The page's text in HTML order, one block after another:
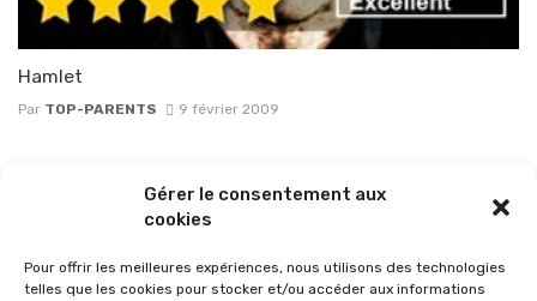
Gérer le consentement aux
cookies
Pour offrir les meilleures expériences, nous utilisons des technologies
telles que les cookies pour stocker et/ou accéder aux informations
Hamlet
Par TOP-PARENTS 9 février 2009